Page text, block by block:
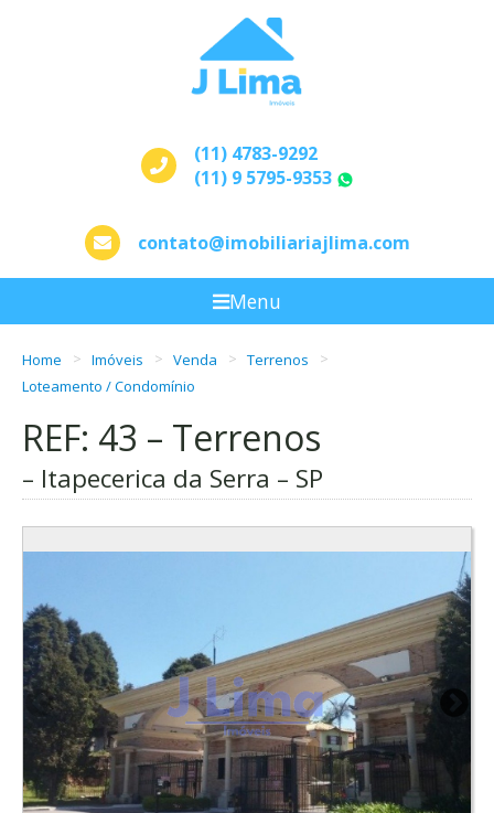
(11) 4783-9292
(11) 9 5795-9353
contato@imobiliariajlima.com
Menu
Home Imóveis Venda
Terrenos
Loteamento / Condomínio
REF: 43 – Terrenos
– Itapecerica da Serra – SP